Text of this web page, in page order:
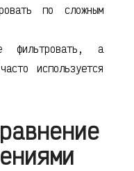
по сложным
а
используется